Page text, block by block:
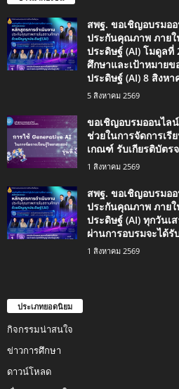
สพฐ. ขอเชิญอบรมอ
ประกันคุณภาพ ภาย
ประดิษฐ์ (AI) โมดูลที่
ศึกษาและเป้าหมาย
ประดิษฐ์ (AI) 8 สิงหา
5 สิงหาคม 2569
ขอเชิญอบรมออนไล
ช่วยในการจัดการเ
เกณฑ์ รับเกียรติบัตร
1 สิงหาคม 2569
สพฐ. ขอเชิญอบรมอ
ประกันคุณภาพ ภาย
ประดิษฐ์ (AI) ทุกวันเ
ผ่านการอบรมจะได้รั
1 สิงหาคม 2569
ประเภทยอดนิยม
กิจกรรมน่าสนใจ
ข่าวการศึกษา
ดาวน์โหลด